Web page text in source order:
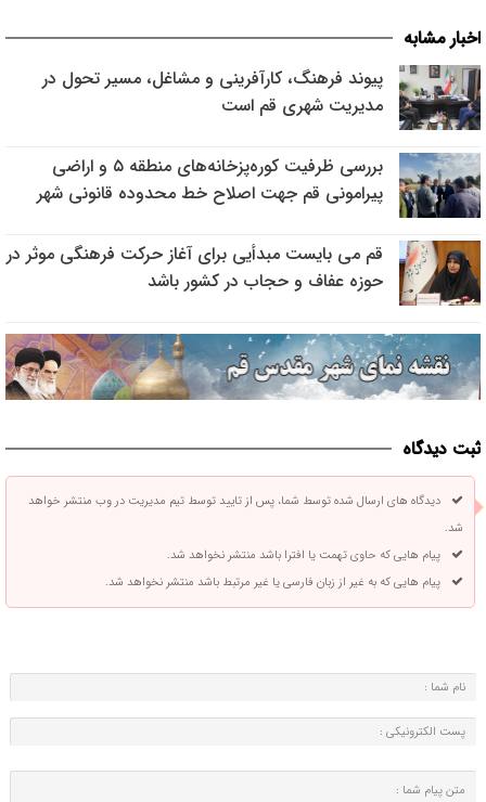
اخبار مشابه
پیوند فرهنگ، کارآفرینی و مشاغل، مسیر تحول در
مدیریت شهری قم است
بررسی ظرفیت کوره‌پزخانه‌های منطقه ۵ و اراضی
پیرامونی قم جهت اصلاح خط محدوده قانونی شهر
قم می بایست مبدأیی برای آغاز حرکت فرهنگی موثر در
حوزه عفاف و حجاب در کشور باشد
ثبت دیدگاه
دیدگاه های ارسال شده توسط شما، پس از تایید توسط تیم مدیریت در وب منتشر خواهد
شد.
پیام هایی که حاوی تهمت یا افترا باشد منتشر نخواهد شد.
پیام هایی که به غیر از زبان فارسی یا غیر مرتبط باشد منتشر نخواهد شد.